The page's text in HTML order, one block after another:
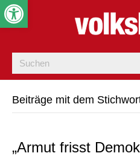
Beiträge mit dem
„Armut frisst